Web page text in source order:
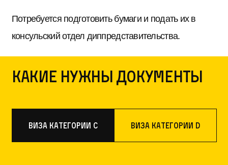
Потребуется подготовить бумаги и подать их в
консульский отдел диппредставительства.
Какие нужны документы
Виза категории С Виза категории D